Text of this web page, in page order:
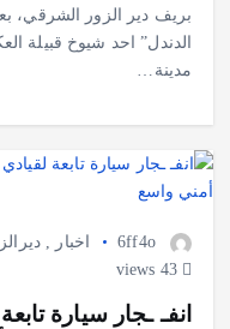
بريف دير الزور الشرقي،
الدندل” احد شيوخ قبيلة
مدينة…
6ff4o اخبار
انفـ ـجار سيارة